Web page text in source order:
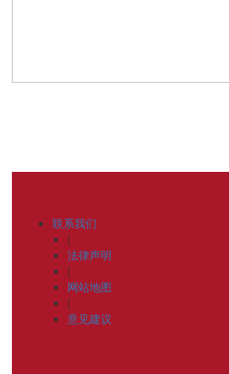
联系我们
|
法律声明
|
网站地图
|
意见建议